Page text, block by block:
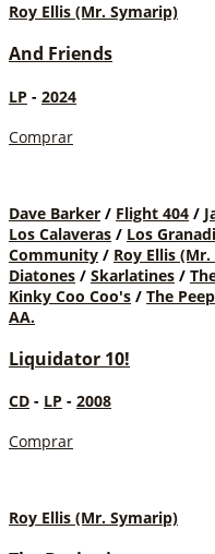
Roy Ellis (Mr. Symarip)
And Friends
LP - 2024
Comprar
Dave Barker / Flight 404 /
Los Calaveras / Los
Community / Roy Ellis
Diatones / Skarlatines /
Kinky Coo Coo's / The
AA.
Liquidator 10!
CD - LP - 2008
Comprar
Roy Ellis (Mr. Symarip)